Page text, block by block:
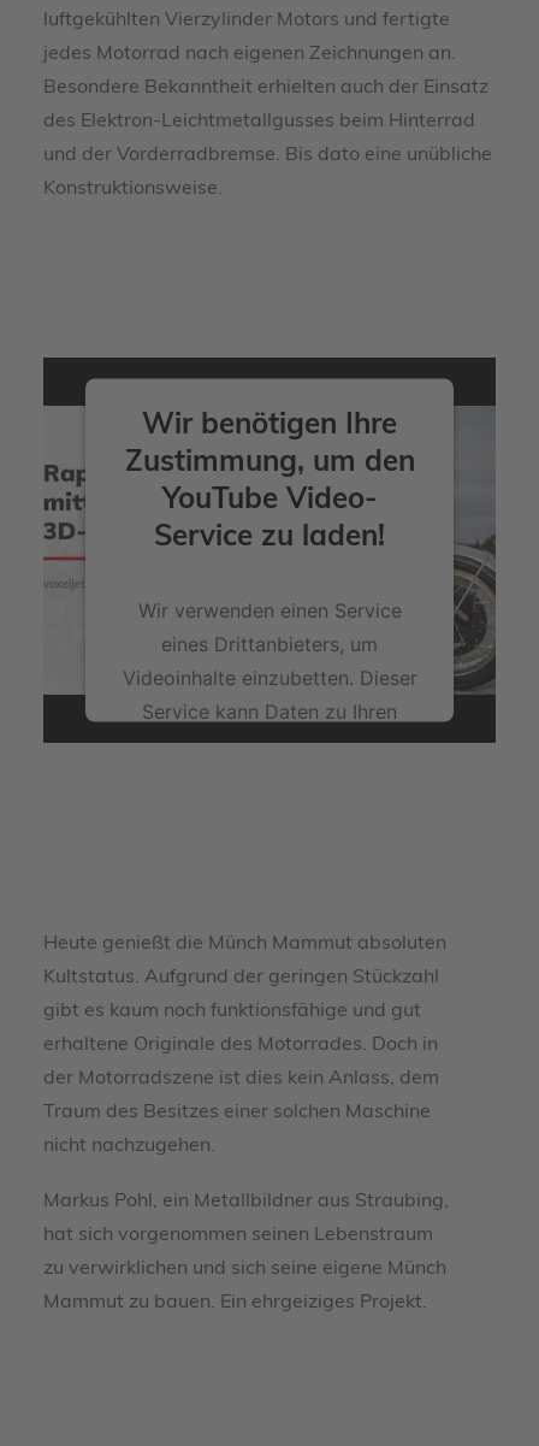
luftgekühlten Vierzylinder Motors und fertigte
jedes Motorrad nach eigenen Zeichnungen an.
Besondere Bekanntheit erhielten auch der Einsatz
des Elektron-Leichtmetallgusses beim Hinterrad
und der Vorderradbremse. Bis dato eine unübliche
Konstruktionsweise.
Wir benötigen Ihre
Zustimmung, um den
YouTube Video-
Service zu laden!
Wir verwenden einen Service
eines Drittanbieters, um
Videoinhalte einzubetten. Dieser
Service kann Daten zu Ihren
Aktivitäten sammeln. Bitte lesen
powered by
Usercentrics Consent Management
Platform
Heute genießt die Münch Mammut absoluten
Kultstatus. Aufgrund der geringen Stückzahl
gibt es kaum noch funktionsfähige und gut
erhaltene Originale des Motorrades. Doch in
der Motorradszene ist dies kein Anlass, dem
Traum des Besitzes einer solchen Maschine
nicht nachzugehen.
Markus Pohl, ein Metallbildner aus Straubing,
hat sich vorgenommen seinen Lebenstraum
zu verwirklichen und sich seine eigene Münch
Mammut zu bauen. Ein ehrgeiziges Projekt.